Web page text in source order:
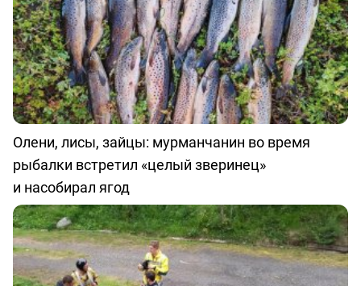
Олени, лисы, зайцы: мурманчанин во время
рыбалки встретил «целый зверинец»
и насобирал ягод